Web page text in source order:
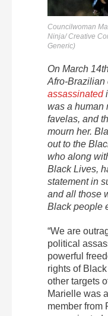
Councilwoman
Ninja/ Creative
Generic)
On March
Afro-Brazilian
assassinated
was a human
favelas, and
mourn her.
out to the
who along
Black Lives,
statement in
and all those
Black people
“We are
political
powerful
rights of
other targets
Marielle was
member from